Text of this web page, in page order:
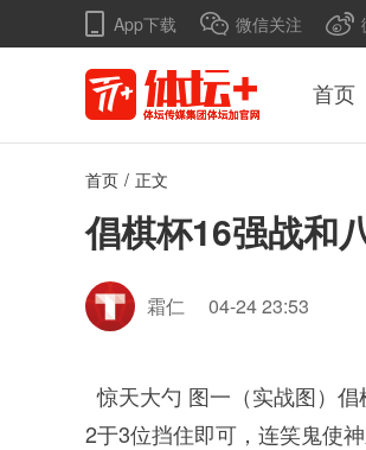
App下载 微信关注
首页
首页 / 正文
倡棋杯16强战和
霜仁 04-24 23:53
惊天大勺 图一（实战图）
2于3位挡住即可，连笑鬼使